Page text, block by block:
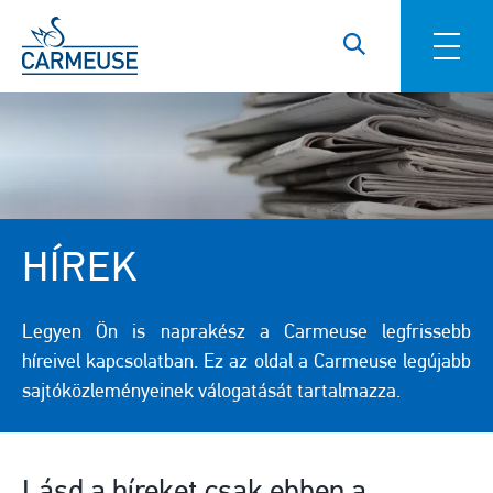
Ugrás a tartalomra
HÍREK
Legyen Ön is naprakész a Carmeuse legfrissebb
híreivel kapcsolatban. Ez az oldal a Carmeuse legújabb
sajtóközleményeinek válogatását tartalmazza.